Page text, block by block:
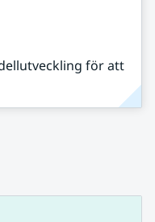
för att